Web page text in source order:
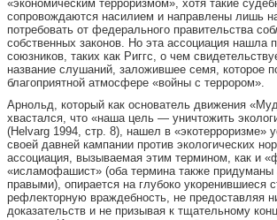
«экономическим терроризмом», хотя такие
сопровождаются насилием и направлены лишь
потребовать от федерального правительства
собственных законов. Но эта ассоциация нашла
союзников, таких как Риггс, о чем
название слушаний, заложившее семя, которое
благоприятной атмосфере «войны с террором».
Арнольд, который как основатель движения
хвастался, что «наша цель — уничтожить
(Helvarg 1994, стр. 8), нашел в «экотерроризме»
своей давней кампании против экологических
ассоциация, вызываемая этим термином, как и
«исламофашист» (оба термина также придуманы
правыми), опирается на глубоко укоренившиеся
рефлекторную враждебность, не предоставляя
доказательств и не призывая к тщательному